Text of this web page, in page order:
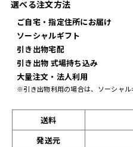
選べる注文方法
ご自宅・指定住所にお届け
ソーシャルギフト
引き出物宅配
引き出物 式場持ち込み
大量注文・法人利用
※引き出物利用の場合は、ソーシャル
送料
発送元